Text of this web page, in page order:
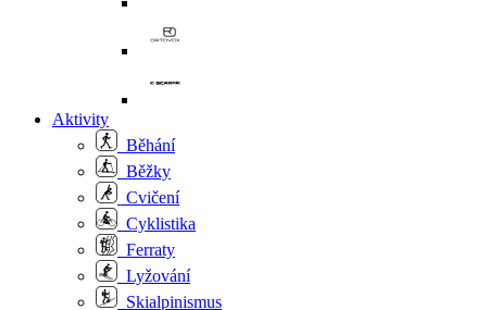
Aktivity
Běhání
Běžky
Cvičení
Cyklistika
Ferraty
Lyžování
Skialpinismus